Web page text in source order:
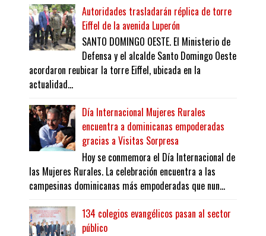
Autoridades trasladarán réplica de torre
Eiffel de la avenida Luperón
SANTO DOMINGO OESTE. El Ministerio de
Defensa y el alcalde Santo Domingo Oeste
acordaron reubicar la torre Eiffel, ubicada en la
actualidad...
Día Internacional Mujeres Rurales
encuentra a dominicanas empoderadas
gracias a Visitas Sorpresa
Hoy se conmemora el Día Internacional de
las Mujeres Rurales. La celebración encuentra a las
campesinas dominicanas más empoderadas que nun...
134 colegios evangélicos pasan al sector
público